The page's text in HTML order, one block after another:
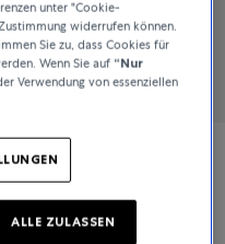
unter "Cookie-
widerrufen können.
Sie zu, dass Cookies für
Wenn Sie auf “Nur
Verwendung von essenziellen
ALLE ZULASSEN